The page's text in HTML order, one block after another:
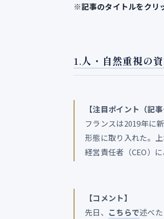
※記事のタイトルをクリ
1.人・自然重視の
【注目ポイント（記
フランスは2019年に
形態に取り入れた。
経営責任者（CEO）
【コメント】
先日、 こちらで述べ